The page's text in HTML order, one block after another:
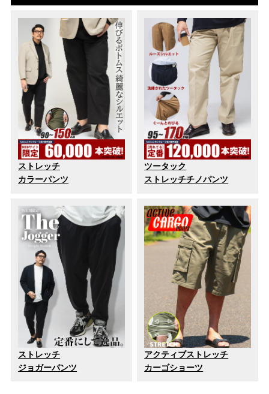
ストレッチ
カラーパンツ
ツータック
ストレッチチノパンツ
ストレッチ
ジョガーパンツ
アクティブストレッチ
カーゴショーツ